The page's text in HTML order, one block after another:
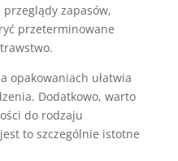
zapasów,
przeterminowane
opakowaniach ułatwia
Dodatkowo, warto
do rodzaju
to szczególnie istotne